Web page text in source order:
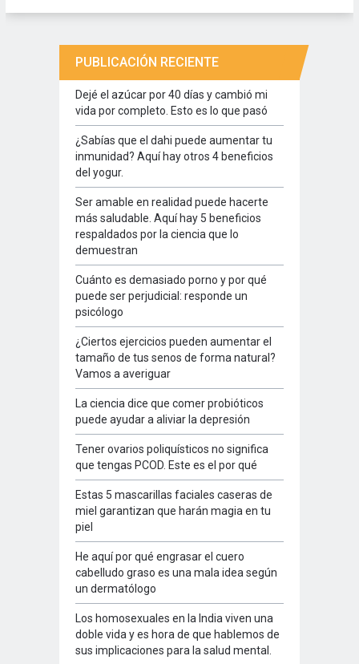
PUBLICACIÓN RECIENTE
Dejé el azúcar por 40 días y cambió mi
vida por completo. Esto es lo que pasó
¿Sabías que el dahi puede aumentar tu
inmunidad? Aquí hay otros 4 beneficios
del yogur.
Ser amable en realidad puede hacerte
más saludable. Aquí hay 5 beneficios
respaldados por la ciencia que lo
demuestran
Cuánto es demasiado porno y por qué
puede ser perjudicial: responde un
psicólogo
¿Ciertos ejercicios pueden aumentar el
tamaño de tus senos de forma natural?
Vamos a averiguar
La ciencia dice que comer probióticos
puede ayudar a aliviar la depresión
Tener ovarios poliquísticos no significa
que tengas PCOD. Este es el por qué
Estas 5 mascarillas faciales caseras de
miel garantizan que harán magia en tu
piel
He aquí por qué engrasar el cuero
cabelludo graso es una mala idea según
un dermatólogo
Los homosexuales en la India viven una
doble vida y es hora de que hablemos de
sus implicaciones para la salud mental.